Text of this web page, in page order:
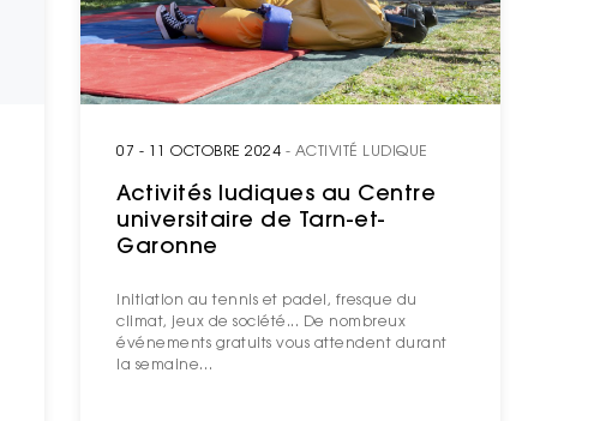
07 - 11 OCTOBRE 2024 - ACTIVITÉ LUDIQUE
Activités ludiques au Centre
universitaire de Tarn-et-
Garonne
Initiation au tennis et padel, fresque du
climat, jeux de société... De nombreux
événements gratuits vous attendent durant
la semaine…